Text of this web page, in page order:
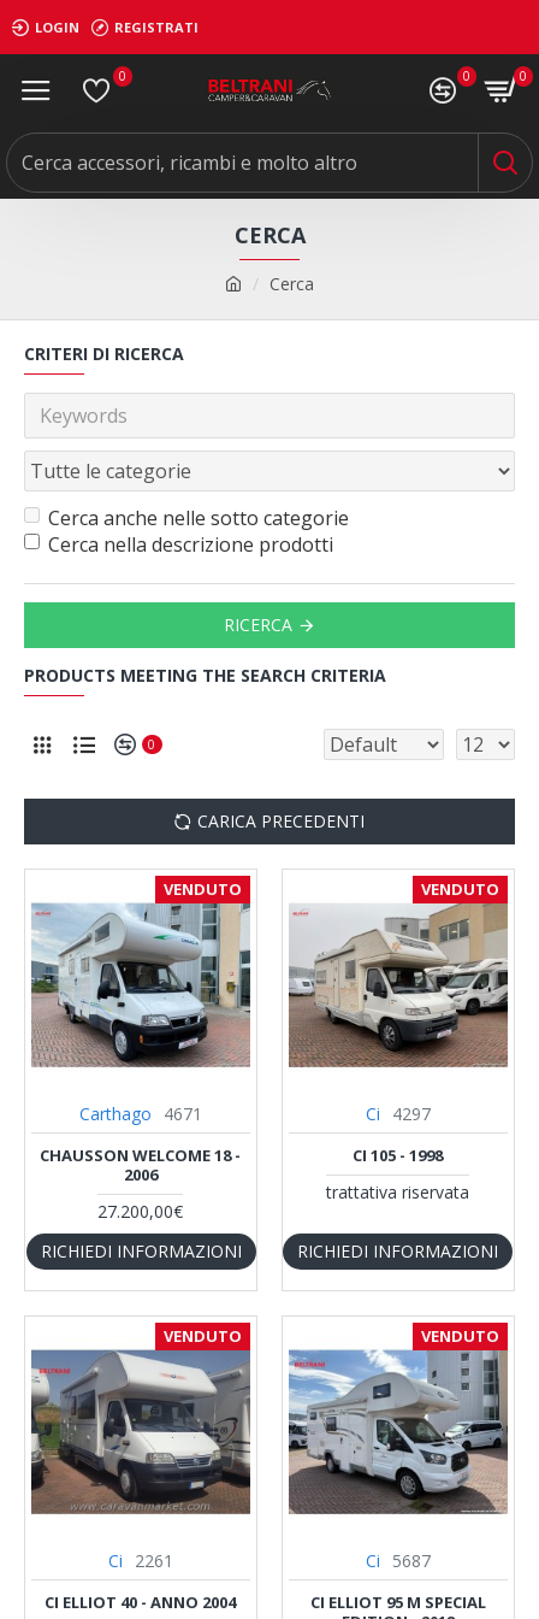
LOGIN REGISTRATI
0 0 0
Cerca
CERCA
CRITERI DI RICERCA
Cerca anche nelle sotto categorie
Cerca nella descrizione prodotti
RICERCA
PRODUCTS MEETING THE SEARCH CRITERIA
0
CARICA PRECEDENTI
VENDUTO
Carthago 4671
CHAUSSON WELCOME 18 -
2006
27.200,00€
RICHIEDI INFORMAZIONI
VENDUTO
Ci 4297
CI 105 - 1998
trattativa riservata
RICHIEDI INFORMAZIONI
VENDUTO
Ci 2261
CI ELLIOT 40 - ANNO 2004
VENDUTO
Ci 5687
CI ELLIOT 95 M SPECIAL